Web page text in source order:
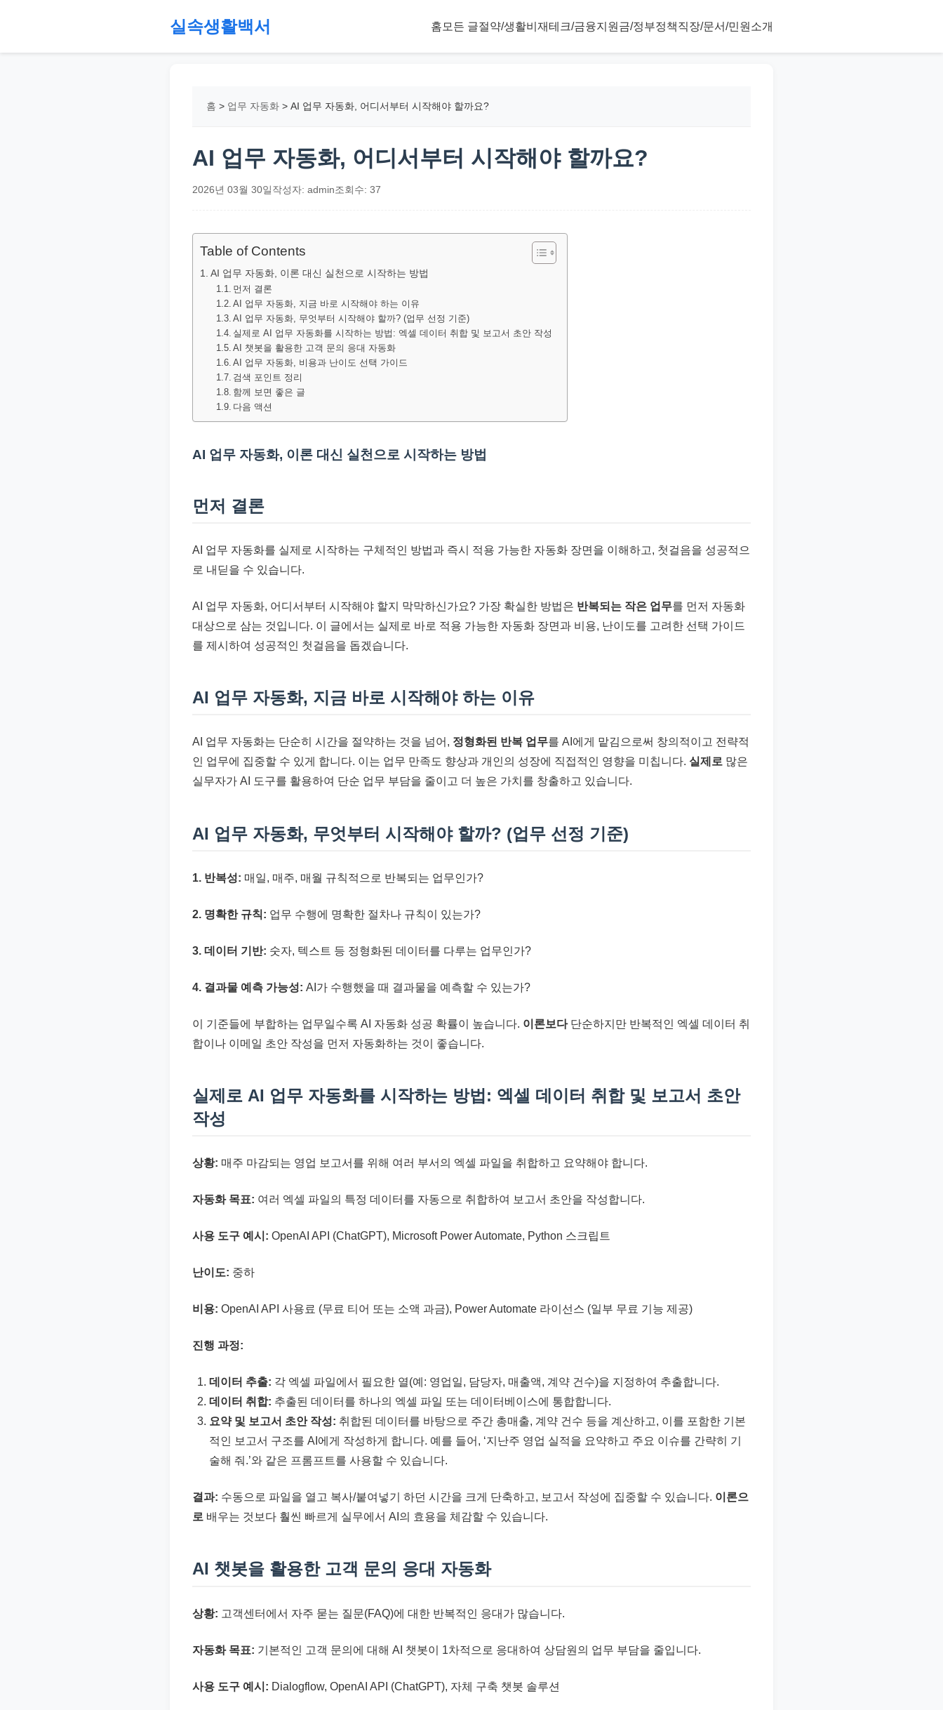
실속생활백서
절
홈 모든 글절약/생활비 재테크/금융지원금/정부정책직장/문서/민원 소개
홈 > 업무 자동화 > AI 업무 자동화, 어디서부터 시작해야 할까요?
AI 업무 자동화, 어디서부터 시작해야 할까요?
2026년 03월 30일작성자: admin조회수: 37
Table of Contents
AI 업무 자동화, 이론 대신 실천으로 시작하는 방법
먼저 결론
AI 업무 자동화, 지금 바로 시작해야 하는 이유
AI 업무 자동화, 무엇부터 시작해야 할까? (업무 선정 기준)
실제로 AI 업무 자동화를 시작하는 방법: 엑셀 데이터 취합 및 보고서 초안 작성
AI 챗봇을 활용한 고객 문의 응대 자동화
AI 업무 자동화, 비용과 난이도 선택 가이드
검색 포인트 정리
함께 보면 좋은 글
다음 액션
AI 업무 자동화, 이론 대신 실천으로 시작하는 방법
먼저 결론
AI 업무 자동화를 실제로 시작하는 구체적인 방법과 즉시 적용 가능한 자동화 장면을 이해하고, 첫걸음을 성공적으
로 내딛을 수 있습니다.
AI 업무 자동화, 어디서부터 시작해야 할지 막막하신가요? 가장 확실한 방법은 반복되는 작은 업무를 먼저 자동화
대상으로 삼는 것입니다. 이 글에서는 실제로 바로 적용 가능한 자동화 장면과 비용, 난이도를 고려한 선택 가이드
를 제시하여 성공적인 첫걸음을 돕겠습니다.
AI 업무 자동화, 지금 바로 시작해야 하는 이유
AI 업무 자동화는 단순히 시간을 절약하는 것을 넘어, 정형화된 반복 업무를 AI에게 맡김으로써 창의적이고 전략적
인 업무에 집중할 수 있게 합니다. 이는 업무 만족도 향상과 개인의 성장에 직접적인 영향을 미칩니다. 실제로 많은
실무자가 AI 도구를 활용하여 단순 업무 부담을 줄이고 더 높은 가치를 창출하고 있습니다.
AI 업무 자동화, 무엇부터 시작해야 할까? (업무 선정 기준)
1. 반복성: 매일, 매주, 매월 규칙적으로 반복되는 업무인가?
2. 명확한 규칙: 업무 수행에 명확한 절차나 규칙이 있는가?
3. 데이터 기반: 숫자, 텍스트 등 정형화된 데이터를 다루는 업무인가?
4. 결과물 예측 가능성: AI가 수행했을 때 결과물을 예측할 수 있는가?
이 기준들에 부합하는 업무일수록 AI 자동화 성공 확률이 높습니다. 이론보다단순하지만 반복적인 엑셀 데이터 취
합이나 이메일 초안 작성을 먼저 자동화하는 것이 좋습니다.
실제로 AI 업무 자동화를 시작하는 방법: 엑셀 데이터 취합 및 보고서 초안
작성
상황: 매주 마감되는 영업 보고서를 위해 여러 부서의 엑셀 파일을 취합하고 요약해야 합니다.
자동화 목표: 여러 엑셀 파일의 특정 데이터를 자동으로 취합하여 보고서 초안을 작성합니다.
사용 도구 예시: OpenAI API (ChatGPT), Microsoft Power Automate, Python 스크립트
난이도: 중하
비용: OpenAI API 사용료 (무료 티어 또는 소액 과금), Power Automate 라이선스 (일부 무료 기능 제공)
진행 과정:
데이터 추출: 각 엑셀 파일에서 필요한 열(예: 영업일, 담당자, 매출액, 계약 건수)을 지정하여 추출합니다.
데이터 취합: 추출된 데이터를 하나의 엑셀 파일 또는 데이터베이스에 통합합니다.
요약 및 보고서 초안 작성: 취합된 데이터를 바탕으로 주간 총매출, 계약 건수 등을 계산하고, 이를 포함한 기본
적인 보고서 구조를 AI에게 작성하게 합니다. 예를 들어, ‘지난주 영업 실적을 요약하고 주요 이슈를 간략히 기
술해 줘.’와 같은 프롬프트를 사용할 수 있습니다.
결과: 수동으로 파일을 열고 복사/붙여넣기 하던 시간을 크게 단축하고, 보고서 작성에 집중할 수 있습니다. 이론으
로 배우는 것보다 훨씬 빠르게 실무에서 AI의 효용을 체감할 수 있습니다.
AI 챗봇을 활용한 고객 문의 응대 자동화
상황: 고객센터에서 자주 묻는 질문(FAQ)에 대한 반복적인 응대가 많습니다.
자동화 목표: 기본적인 고객 문의에 대해 AI 챗봇이 1차적으로 응대하여 상담원의 업무 부담을 줄입니다.
사용 도구 예시: Dialogflow, OpenAI API (ChatGPT), 자체 구축 챗봇 솔루션